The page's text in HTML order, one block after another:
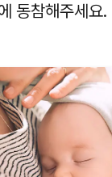
동참해주세요.